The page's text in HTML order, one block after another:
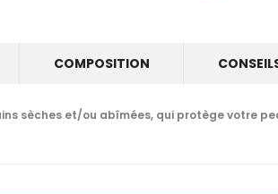
COMPOSITION
sèches et/ou abîmées, qui protège votre